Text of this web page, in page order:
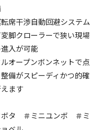
席干渉自動回避システム
脚クローラーで狭い現場
入が可能
オープンボンネットで点
備がスピーディかつ的確
ます
ボタ ＃ミニユンボ ＃ミ